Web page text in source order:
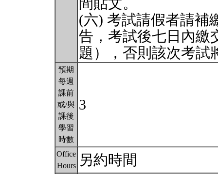
間貼文。
(六) 考試請假者請補
告，考試後七日內繳
題），否則該次考試
預期
每週
課前
或/與
課後
學習
時數
3
Office
Hours
另約時間